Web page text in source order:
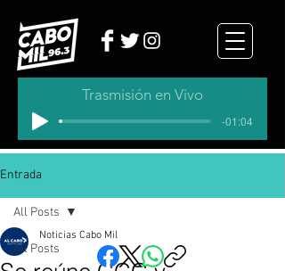
Trasmisión en Vivo
-01:04
Entrada
All Posts
All Posts
Noticias Cabo Mil